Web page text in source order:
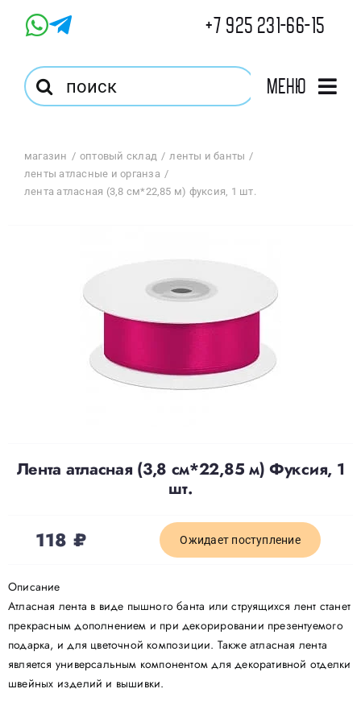
+7 925 231-66-15
Результат
поиска:
Меню
Магазин
Корзина
Избранное
Политика конфиденциальности
магазин оптовый склад
ленты и банты
ленты атласные и органза
лента атласная (3,8 см*22,85 м) фуксия, 1 шт.
Лента атласная (3,8 см*22,85 м) Фуксия, 1
шт.
118₽ Ожидает поступление
Описание
Атласная лента в виде пышного банта или струящихся лент станет
прекрасным дополнением и при декорировании презентуемого
подарка, и для цветочной композиции. Также атласная лента
является универсальным компонентом для декоративной отделки
швейных изделий и вышивки.